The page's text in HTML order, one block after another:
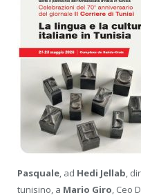
Pasquale , ad Hedi Jellab ,
tunisino, a Mario Giro , Ceo